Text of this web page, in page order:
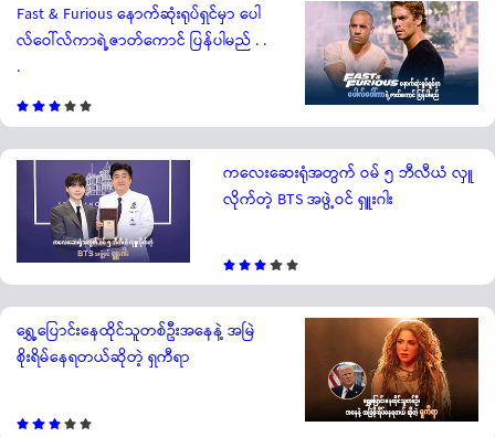
Fast & Furious နောက်ဆုံးရုပ်ရှင်မှာ ပေါ
လ်ဝေါ်လ်ကာရဲ့ဇာတ်ကောင် ပြန်ပါမည် . .
.
ကလေးဆေးရုံအတွက် ဝမ် ၅ ဘီလီယံ လှူ
လိုက်တဲ့ BTS အဖွဲ့ဝင် ရှူးဂါး
ရွှေ့ပြောင်းနေထိုင်သူတစ်ဦးအနေနဲ့ အမြဲ
စိုးရိမ်နေရတယ်ဆိုတဲ့ ရှကီရာ